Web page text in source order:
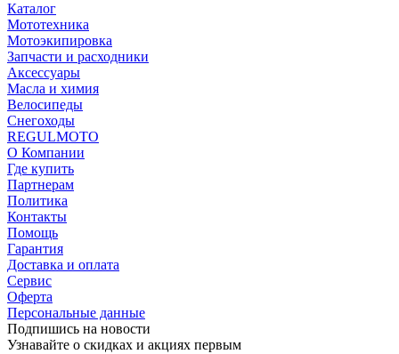
Каталог
Мототехника
Мотоэкипировка
Запчасти и расходники
Аксессуары
Масла и химия
Велосипеды
Снегоходы
REGULMOTO
О Компании
Где купить
Партнерам
Политика
Контакты
Помощь
Гарантия
Доставка и оплата
Сервис
Оферта
Персональные данные
Подпишись на новости
Узнавайте о скидках и акциях первым